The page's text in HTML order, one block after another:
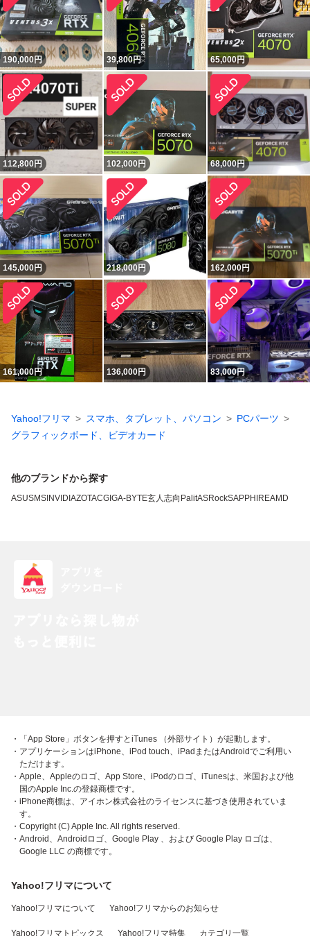
190,000円 39,800円 65,000円
112,800円 102,000円 68,000円
145,000円 218,000 円 162,000円
161,000円 136,000円 83,000円
Yahoo!フリマ スマホ、タブレット、パソコン
PCパーツ
グラフィックボード、ビデオカード
他のブランドから探す
ASUSMSI NVIDIAZOTACGIGA-BYTE玄人志向 PalitASRockSAPPHIREAMD
・「App Store」ボタンを押すとiTunes （外部サイト）が起動します。
・アプリケーションはiPhone、iPod touch、iPadまたはAndroidでご利用い
ただけます。
・Apple、Appleのロゴ、App Store、iPodのロゴ、iTunesは、米国および他
国のApple Inc.の登録商標です。
・iPhone商標は、アイホン株式会社のライセンスに基づき使用されていま
す。
・Copyright (C) Apple Inc. All rights reserved.
・Android、Androidロゴ、Google Play 、および Google Play ロゴは、
Google LLC の商標です。
Yahoo!フリマについて
Yahoo!フリマについて Yahoo!フリマからのお知らせ
Yahoo!フリマトピックス Yahoo!フリマ特集 カテゴリ一覧